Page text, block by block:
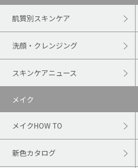
肌質別スキンケア
洗顔・クレンジング
スキンケアニュース
メイク
メイクHOW TO
新色カタログ